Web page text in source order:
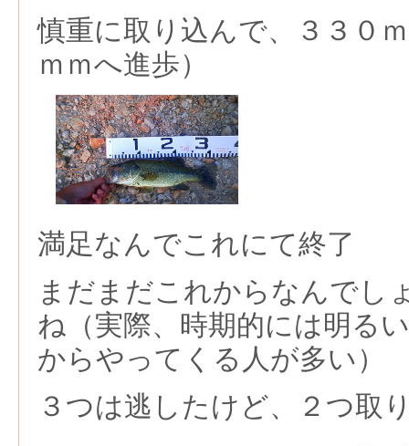
慎重に取り込んで、３３０
ｍｍへ進歩）
満足なんでこれにて終了
まだまだこれからなんでし
ね（実際、時期的には明る
からやってくる人が多い）
３つは逃したけど、２つ取